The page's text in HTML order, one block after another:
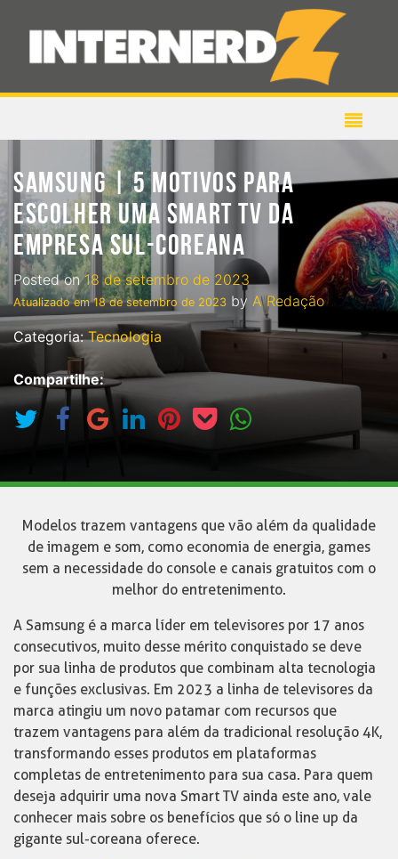
SAMSUNG | 5 MOTIVOS PARA
ESCOLHER UMA SMART TV DA
EMPRESA SUL-COREANA
Posted on18 de setembro de 2023
Atualizado em18 de setembro de 2023 by A Redação
Categoria:Tecnologia
Compartilhe:
Modelos trazem vantagens que vão além da qualidade
de imagem e som, como economia de energia, games
sem a necessidade do console e canais gratuitos com o
melhor do entretenimento.
A Samsung é a marca líder em televisores por 17 anos
consecutivos, muito desse mérito conquistado se deve
por sua linha de produtos que combinam alta tecnologia
e funções exclusivas. Em 2023 a linha de televisores da
marca atingiu um novo patamar com recursos que
trazem vantagens para além da tradicional resolução 4K,
transformando esses produtos em plataformas
completas de entretenimento para sua casa. Para quem
deseja adquirir uma nova Smart TV ainda este ano, vale
conhecer mais sobre os benefícios que só o line up da
gigante sul-coreana oferece.